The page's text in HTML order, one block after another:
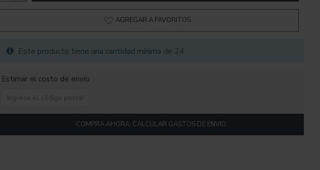
AGREGAR A FAVORITOS
Este producto tiene una cantidad mínima de 24
Estimar el costo de envío
COMPRA AHORA, CALCULAR GASTOS DE ENVIO